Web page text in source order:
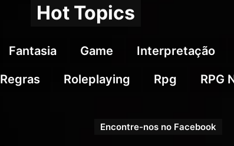
Hot Topics
Fantasia Game Interpretação
Regras Roleplaying Rpg RPG
Encontre-nos no Facebook